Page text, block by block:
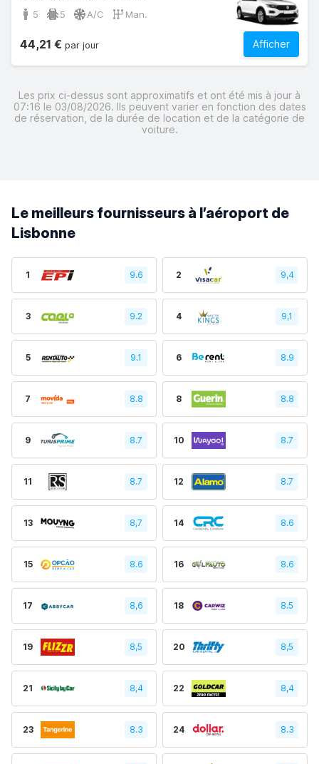
5 5 A/C Man.
Afficher
44,21 € par jour
Les prix ci-dessus sont approximatifs et ont été mis à jour à
07:16 le 03/08/2026. Ils peuvent varier en fonction des dates
de réservation, de la durée de location et de la catégorie de
voiture.
Le meilleurs fournisseurs à l’aéroport de
Lisbonne
1 9.6 2 9,4
3 9.2 4 9,1
5 9.1 6 8.9
7 8.8 8 8.8
9 8.7 10 8.7
11 8.7 12 8.7
13 8,7 14 8.6
15 8.6 16 8.6
17 8,6 18 8.5
19 8,5 20 8,5
21 8,4 22 8,4
23 8.3 24 8.3